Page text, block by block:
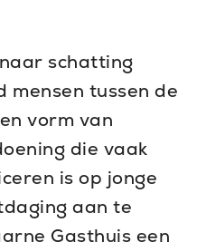
schatting
mensen tussen de
vorm van
die vaak
is op jonge
aan te
Gasthuis een